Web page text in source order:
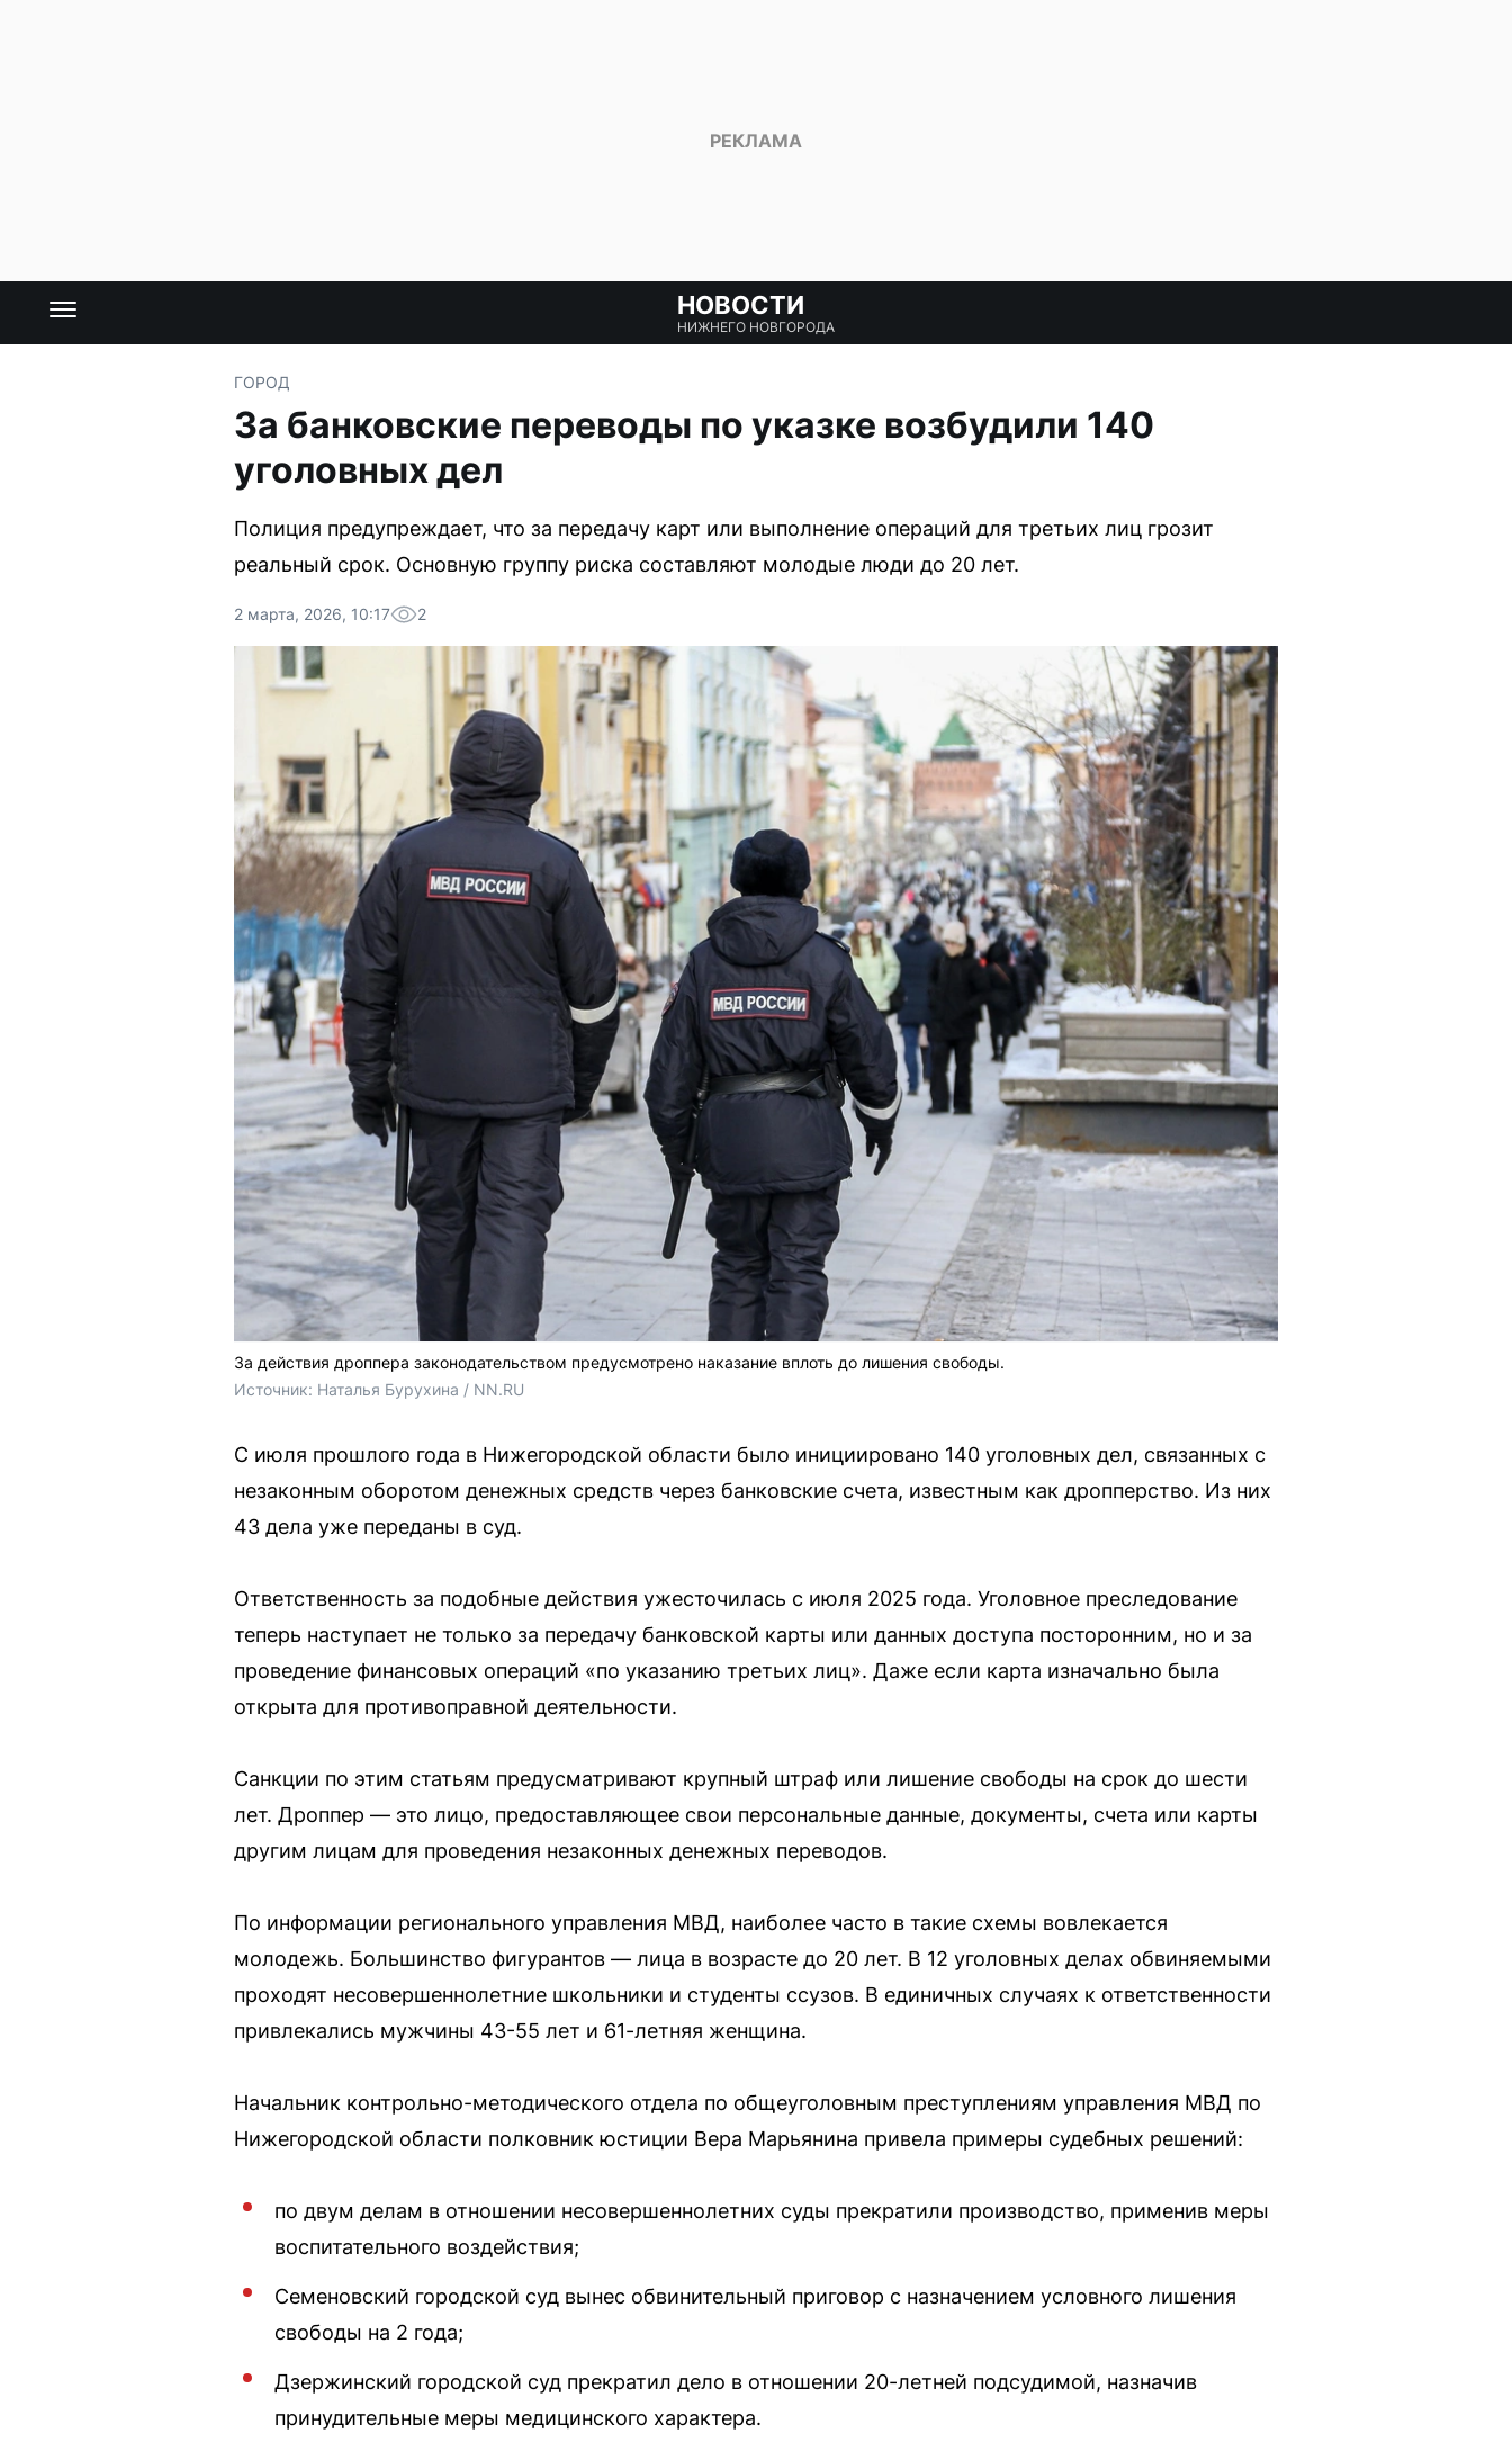
НОВОСТИ
НИЖНЕГО НОВГОРОДА
ГОРОД
За банковские переводы по указке возбудили 140
уголовных дел
Полиция предупреждает, что за передачу карт или выполнение операций для третьих лиц грозит
реальный срок. Основную группу риска составляют молодые люди до 20 лет.
2 марта, 2026, 10:17 2
За действия дроппера законодательством предусмотрено наказание вплоть до лишения свободы.
Источник: Наталья Бурухина / NN.RU
С июля прошлого года в Нижегородской области было инициировано 140 уголовных дел, связанных с
незаконным оборотом денежных средств через банковские счета, известным как дропперство. Из них
43 дела уже переданы в суд.
Ответственность за подобные действия ужесточилась с июля 2025 года. Уголовное преследование
теперь наступает не только за передачу банковской карты или данных доступа посторонним, но и за
проведение финансовых операций «по указанию третьих лиц». Даже если карта изначально была
открыта для противоправной деятельности.
Санкции по этим статьям предусматривают крупный штраф или лишение свободы на срок до шести
лет. Дроппер — это лицо, предоставляющее свои персональные данные, документы, счета или карты
другим лицам для проведения незаконных денежных переводов.
По информации регионального управления МВД, наиболее часто в такие схемы вовлекается
молодежь. Большинство фигурантов — лица в возрасте до 20 лет. В 12 уголовных делах обвиняемыми
проходят несовершеннолетние школьники и студенты ссузов. В единичных случаях к ответственности
привлекались мужчины 43-55 лет и 61-летняя женщина.
Начальник контрольно-методического отдела по общеуголовным преступлениям управления МВД по
Нижегородской области полковник юстиции Вера Марьянина привела примеры судебных решений:
по двум делам в отношении несовершеннолетних суды прекратили производство, применив меры
воспитательного воздействия;
Семеновский городской суд вынес обвинительный приговор с назначением условного лишения
свободы на 2 года;
Дзержинский городской суд прекратил дело в отношении 20-летней подсудимой, назначив
принудительные меры медицинского характера.